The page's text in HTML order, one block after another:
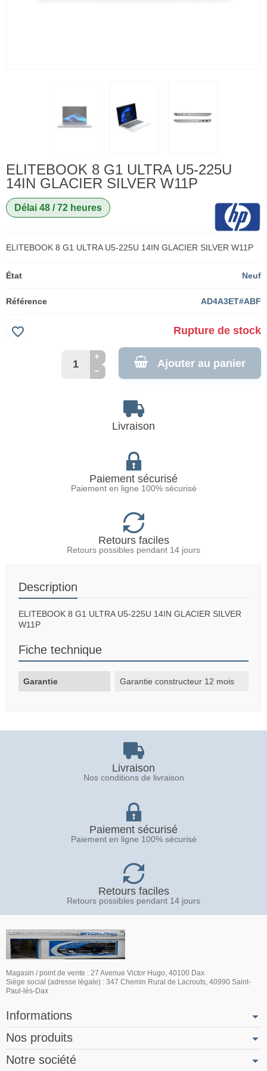
ELITEBOOK 8 G1 ULTRA U5-225U
14IN GLACIER SILVER W11P
Délai 48 / 72 heures
ELITEBOOK 8 G1 ULTRA U5-225U 14IN GLACIER SILVER W11P
État Neuf
Référence AD4A3ET#ABF
Rupture de stock
Ajouter au panier
favorite_border
Livraison
Paiement sécurisé
Paiement en ligne 100% sécurisé
Retours faciles
Retours possibles pendant 14 jours
Description
ELITEBOOK 8 G1 ULTRA U5-225U 14IN GLACIER SILVER
W11P
Fiche technique
Garantie Garantie constructeur 12 mois
Livraison
Nos conditions de livraison
Paiement sécurisé
Paiement en ligne 100% sécurisé
Retours faciles
Retours possibles pendant 14 jours
Magasin / point de vente : 27 Avenue Victor Hugo, 40100 Dax
Siège social (adresse légale) : 347 Chemin Rural de Lacrouts, 40990 Saint-
Paul-lès-Dax
Informations
Nos produits
Notre société